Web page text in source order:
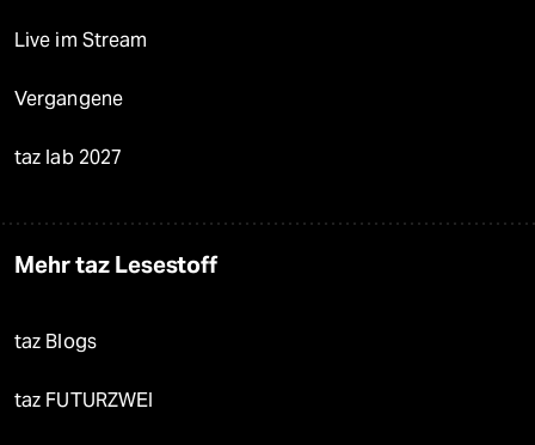
Live im Stream
Vergangene
taz lab 2027
Mehr taz Lesestoff
taz Blogs
taz FUTURZWEI